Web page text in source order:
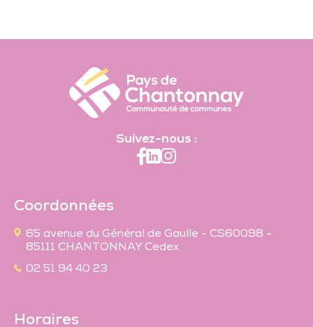
Suivez-nous :
Coordonnées
65 avenue du Général de Gaulle - CS60098 -
85111 CHANTONNAY Cedex
02 51 94 40 23
Horaires